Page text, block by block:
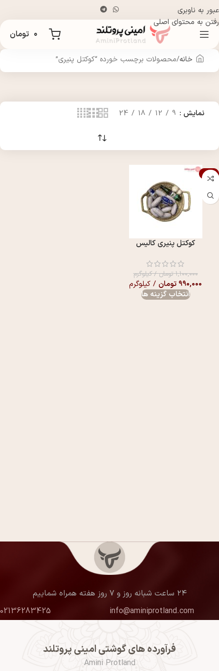
عبور به ناوبری
رفتن به محتوای اصلی
۰ تومان
خانه محصولات برچسب خورده “کوکتل پنیری”
نمایش 9
12
18
24
-10%
کوکتل پنیری کالیس
۱,۱۰۰,۰۰۰تومان/ کیلوگرم
۹۹۰,۰۰۰ تومان / کیلوگرم
انتخاب گزینه ها
۲۴ ساعت شبانه روز و ۷ روز هفته همراه شماییم
info@aminiprotland.com
02136283425
فرآورده های گوشتی امینی پروتلند
Amini Protland